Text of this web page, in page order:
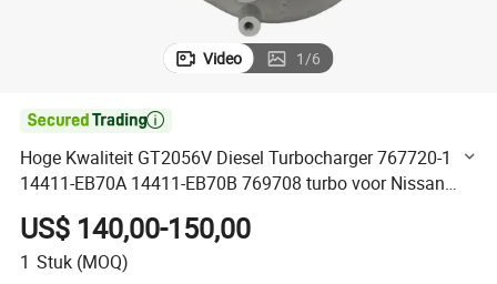
Video 1/6

Hoge Kwaliteit GT2056V Diesel Turbocharger 767720-1
14411-EB70A 14411-EB70B 769708 turbo voor Nissan
Navara 2.5 met YD25DDTi Motor
US$ 140,00-150,00
1 Stuk (MOQ)